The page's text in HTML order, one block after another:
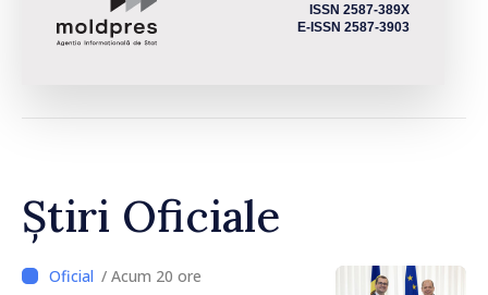
ISSN 2587-389X
E-ISSN 2587-3903
Știri Oficiale
/ Acum 20 ore